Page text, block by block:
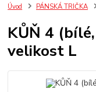
Úvod PÁNSKÁ TRIČKA
KŮŇ 4
velikost L